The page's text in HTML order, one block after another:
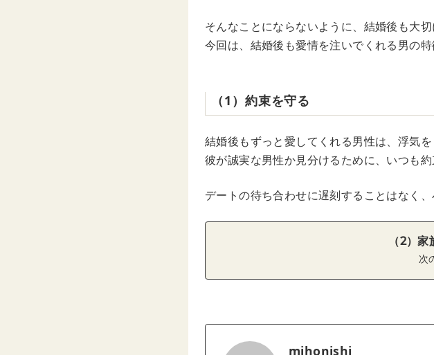
そんなことにならないように、結婚後も大
今回は、結婚後も愛情を注いでくれる男の特
（1）約束を守る
結婚後もずっと愛してくれる男性は、浮気を
彼が誠実な男性か見分けるために、いつも
デートの待ち合わせに遅刻することはなく
（2）
次
mihonishi